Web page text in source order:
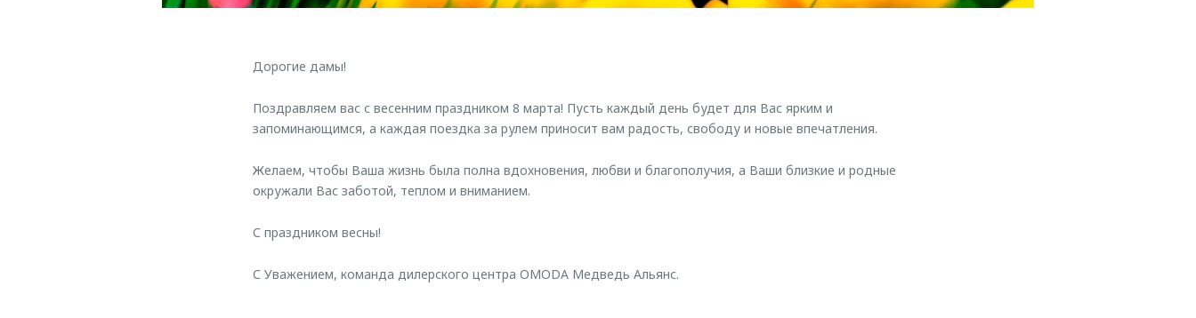
Дорогие дамы!
Поздравляем вас с весенним праздником 8 марта! Пусть каждый день будет для Вас ярким и
запоминающимся, а каждая поездка за рулем приносит вам радость, свободу и новые впечатления.
Желаем, чтобы Ваша жизнь была полна вдохновения, любви и благополучия, а Ваши близкие и родные
окружали Вас заботой, теплом и вниманием.
С праздником весны!
С Уважением, команда дилерского центра OMODA Медведь Альянс.